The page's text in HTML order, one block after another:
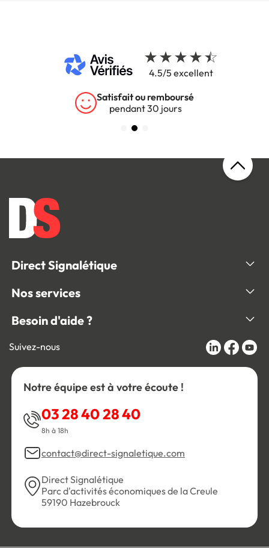
4.5/5 excellent
Direct Signalétique
Nos services
Besoin d'aide ?
Suivez-nous
Notre équipe est à votre écoute !
03 28 40 28 40
8h à 18h
contact@direct-signaletique.com
Direct Signalétique
Parc d'activités économiques de la Creule
59190 Hazebrouck